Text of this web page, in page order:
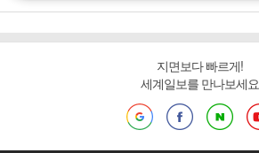
지면보다 빠르게!
세계일보를 만나보세요